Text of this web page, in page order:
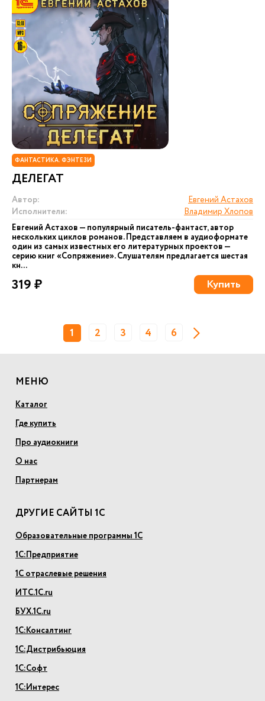
ФАНТАСТИКА. ФЭНТЕЗИ
ДЕЛЕГАТ
Автор:
Евгений Астахов
Исполнители:
Владимир Хлопов
Евгений Астахов — популярный писатель-фантаст, автор
нескольких циклов романов. Представляем в аудиоформате
один из самых известных его литературных проектов —
серию книг «Сопряжение». Слушателям предлагается шестая
кн...
319 ₽ Купить
1 2 3 4 6
МЕНЮ
Каталог
Где купить
Про аудиокниги
О нас
Партнерам
ДРУГИЕ САЙТЫ 1С
Образовательные программы 1С
1С:Предприятие
1С отраслевые решения
ИТС.1С.ru
БУХ.1С.ru
1С:Консалтинг
1С:Дистрибьюция
1С:Софт
1С:Интерес